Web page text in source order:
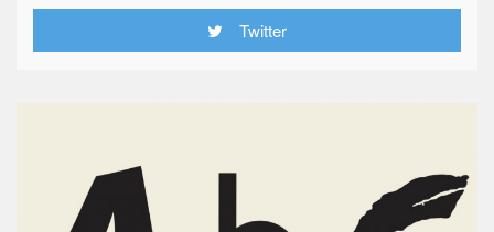
Twitter